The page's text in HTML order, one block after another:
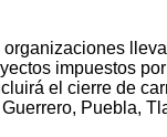
organizaciones
impuestos
el cierre de
Guerrero, Puebla,